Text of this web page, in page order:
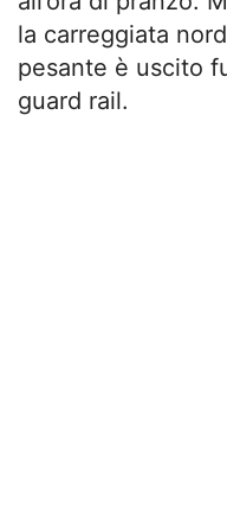
la carreggiata
pesante è uscito
guard rail.